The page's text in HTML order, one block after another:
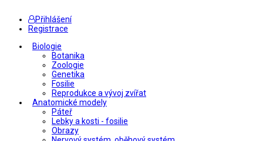
Přihlášení
Registrace
Biologie
Botanika
Zoologie
Genetika
Fosilie
Reprodukce a vývoj zvířat
Anatomické modely
Páteř
Lebky a kosti - fosilie
Obrazy